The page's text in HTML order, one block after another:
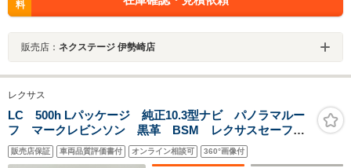
料
販売店： ネクステージ 伊勢崎店
レクサス
LC 500h Lパッケージ 純正10.3型ナビ パノラマルー
フ マークレビンソン 黒革 BSM レクサスセーフテ
ィシステム レーダークルコン PCS バックカメラ
レーンキープ 3眼LED パワーシート/エア/シートヒー
販売店保証 車両品質評価書付 オンライン相談可 360°画像付